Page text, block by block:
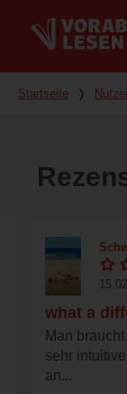
Du bist hier
Startseite ❭
what a
Man
sehr
an...